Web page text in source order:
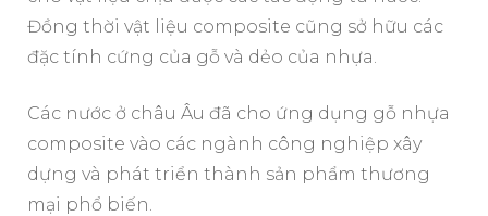
Đồng thời vật liệu composite cũng sở hữu các
đặc tính cứng của gỗ và dẻo của nhựa.
Các nước ở châu Âu đã cho ứng dụng gỗ nhựa
composite vào các ngành công nghiệp xây
dựng và phát triển thành sản phẩm thương
mại phổ biến.